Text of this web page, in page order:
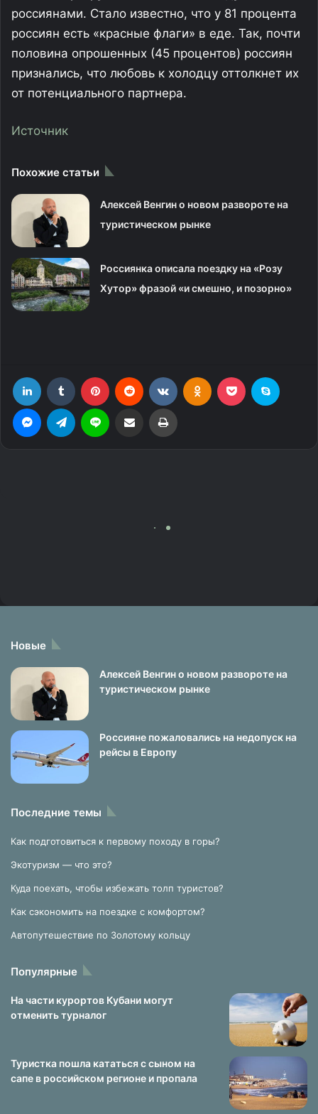
Новые
Алексей Венгин о новом развороте на
туристическом рынке
Россияне пожаловались на недопуск на
рейсы в Европу
Последние темы
Как подготовиться к первому походу в горы?
Экотуризм — что это?
Куда поехать, чтобы избежать толп туристов?
Как сэкономить на поездке с комфортом?
Автопутешествие по Золотому кольцу
Популярные
На части курортов Кубани могут
отменить турналог
Туристка пошла кататься с сыном на
сапе в российском регионе и пропала